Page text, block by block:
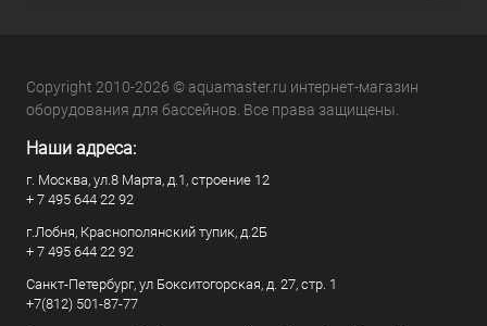
Copyright 2010-2026 © aquamaster.ru интернет-магазин
оборудования для бассейнов. Все права защищены.
Наши адреса:
г. Москва, ул.8 Марта, д.1, строение 12
+ 7 495 644 22 92
г.Лобня, Краснополянский тупик, д.2Б
+ 7 495 644 22 92
Санкт-Петербург, ул Бокситогорская, д. 27, стр. 1
+7(812) 501-87-77